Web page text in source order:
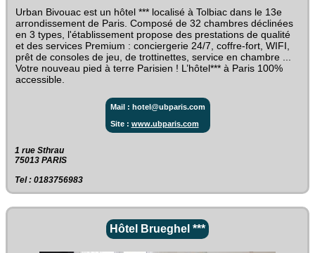
Urban Bivouac est un hôtel *** localisé à Tolbiac dans le 13e
arrondissement de Paris. Composé de 32 chambres déclinées
en 3 types, l'établissement propose des prestations de qualité
et des services Premium : conciergerie 24/7, coffre-fort, WIFI,
prêt de consoles de jeu, de trottinettes, service en chambre ...
Votre nouveau pied à terre Parisien ! L’hôtel*** à Paris 100%
accessible.
Mail : hotel@ubparis.com
Site : www.ubparis.com
1 rue Sthrau‎
75013 PARIS
Tel : 0183756983
Hôtel Brueghel ***